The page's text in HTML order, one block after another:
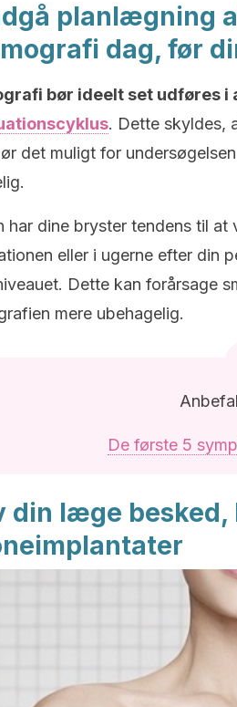
planlægning
dag, før
bør ideelt set udføres i
. Dette skyldes,
det muligt for
har dine bryster tendens til
eller i ugerne efter din
Dette kan forårsage
mere ubehagelig.
De første 5
din læge besked,